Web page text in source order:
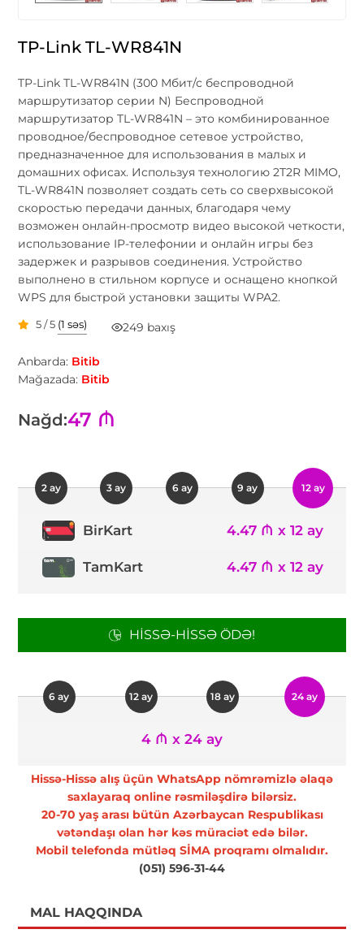
TP-Link TL-WR841N
TP-Link TL-WR841N (300 Мбит/с беспроводной
маршрутизатор серии N) Беспроводной
маршрутизатор TL-WR841N – это комбинированное
проводное/беспроводное сетевое устройство,
предназначенное для использования в малых и
домашних офисах. Используя технологию 2T2R MIMO,
TL-WR841N позволяет создать сеть со сверхвысокой
скоростью передачи данных, благодаря чему
возможен онлайн-просмотр видео высокой четкости,
использование IP-телефонии и онлайн игры без
задержек и разрывов соединения. Устройство
выполнено в стильном корпусе и оснащено кнопкой
WPS для быстрой установки защиты WPA2.
5 / 5 (1 səs) 249 baxış
Anbarda: Bitib
Mağazada: Bitib
Nağd:47 ₼
2 ay 3 ay 6 ay 9 ay 12 ay
BirKart 4.47 ₼ x 12 ay
TamKart 4.47 ₼ x 12 ay
HISSƏ-HISSƏ ÖDƏ!
6 ay 12 ay 18 ay 24 ay
4 ₼ x 24 ay
Hissə-Hissə alış üçün WhatsApp nömrəmizlə əlaqə
saxlayaraq online rəsmiləşdirə bilərsiz.
20-70 yaş arası bütün Azərbaycan Respublikası
vətəndaşı olan hər kəs müraciət edə bilər.
Mobil telefonda mütləq SİMA proqramı olmalıdır.
(051) 596-31-44
MAL HAQQINDA